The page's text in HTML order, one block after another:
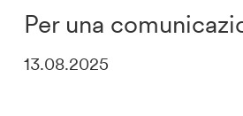
Per una
13.08.2025